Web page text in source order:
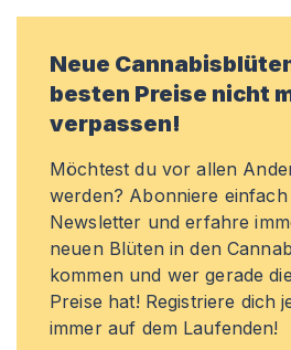
Neue
besten Preise nicht
verpassen!
Möchtest du vor allen
werden? Abonniere
Newsletter und erfahre
neuen Blüten in den
kommen und wer gerade
Preise hat! Registriere dich
immer auf dem Laufenden!